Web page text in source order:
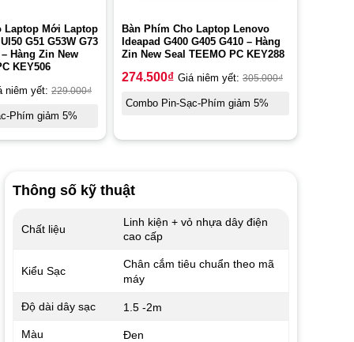
Laptop Mới Laptop
G51 G53W G73
Hàng Zin New
KEY506
niêm yết: 229.000₫
Phím giảm 5%
Bàn Phím Cho Laptop Lenovo
Ideapad G400 G405 G410 – Hàng
Zin New Seal TEEMO PC KEY288
274.500₫ Giá niêm yết: 305.000₫
Combo Pin-Sạc-Phím giảm 5%
Thông số kỹ thuật
Chất liệu
Linh kiện + vỏ nhựa dây điện
cao cấp
Kiểu Sạc
Chân cắm tiêu chuẩn theo mã
máy
Độ dài dây sạc 1.5 -2m
Màu Đen